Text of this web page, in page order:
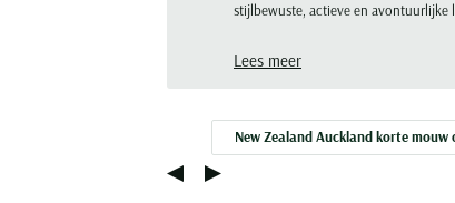
stijlbewuste, actieve en avontuurlijke
aan in de online shop.
Lees meer
New Zealand Auckland korte mouw